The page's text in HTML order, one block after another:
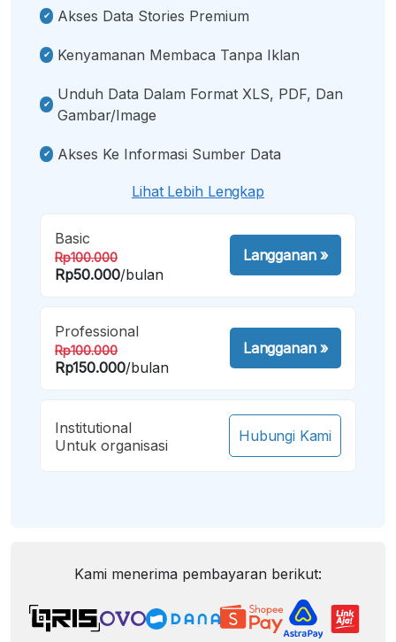
Akses Data Stories Premium
Kenyamanan Membaca Tanpa Iklan
Unduh Data Dalam Format XLS, PDF, Dan
Gambar/image
Akses Ke Informasi Sumber Data
Lihat Lebih Lengkap
Basic
Rp100.000
Rp50.000/bulan
Langganan»
Professional
Rp100.000
Rp150.000/bulan
Langganan»
Institutional
Untuk organisasi
Hubungi Kami
Kami menerima pembayaran berikut: